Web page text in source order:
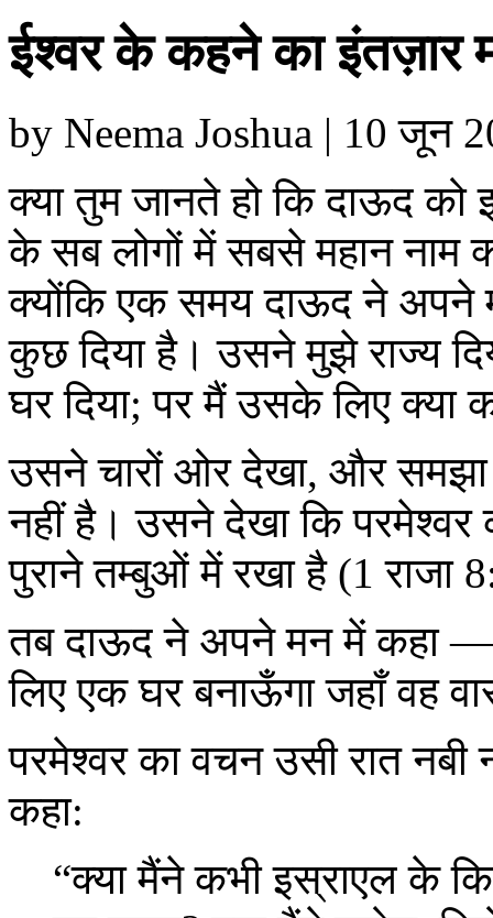
ईश्वर के कहने का इंतज़ार
by Neema Joshua | 10 जून
क्या तुम जानते हो कि दाऊद
के सब लोगों में सबसे महान नाम
क्योंकि एक समय दाऊद ने अपने
कुछ दिया है। उसने मुझे राज्य
घर दिया; पर मैं उसके लिए क्या
उसने चारों ओर देखा, और समझा
नहीं है। उसने देखा कि परमेश्वर
पुराने तम्बुओं में रखा है (1 राजा
तब दाऊद ने अपने मन में कहा
लिए एक घर बनाऊँगा जहाँ वह
परमेश्वर का वचन उसी रात
कहा:
“क्या मैंने कभी इस्राएल के